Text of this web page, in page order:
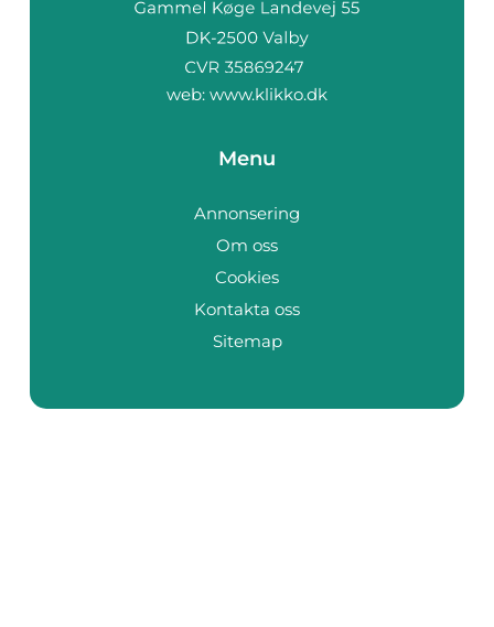
web: www.klikko.dk
Menu
Annonsering
Om oss
Cookies
Kontakta oss
Sitemap